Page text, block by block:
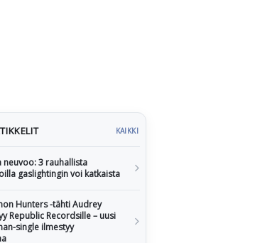
KAIKKI
neuvoo: 3 rauhallista
gaslightingin voi katkaista
Hunters -tähti Audrey
Republic Recordsille – uusi
single ilmestyy